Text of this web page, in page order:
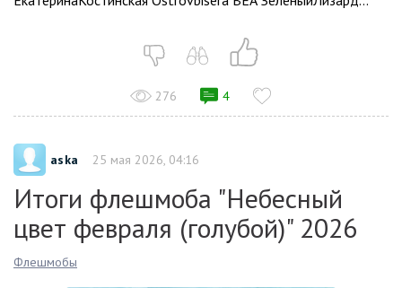
276 4
aska 25 мая 2026, 04:16
Итоги флешмоба "Небесный
цвет февраля (голубой)" 2026
Флешмобы